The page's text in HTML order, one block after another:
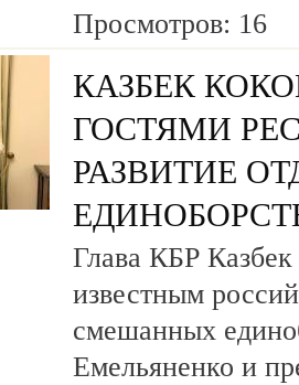
Просмотров: 16
КАЗБЕК
ГОСТЯМИ
РАЗВИТИЕ
Глава КБР Казбек
известным
смешанных
Емельяненко и